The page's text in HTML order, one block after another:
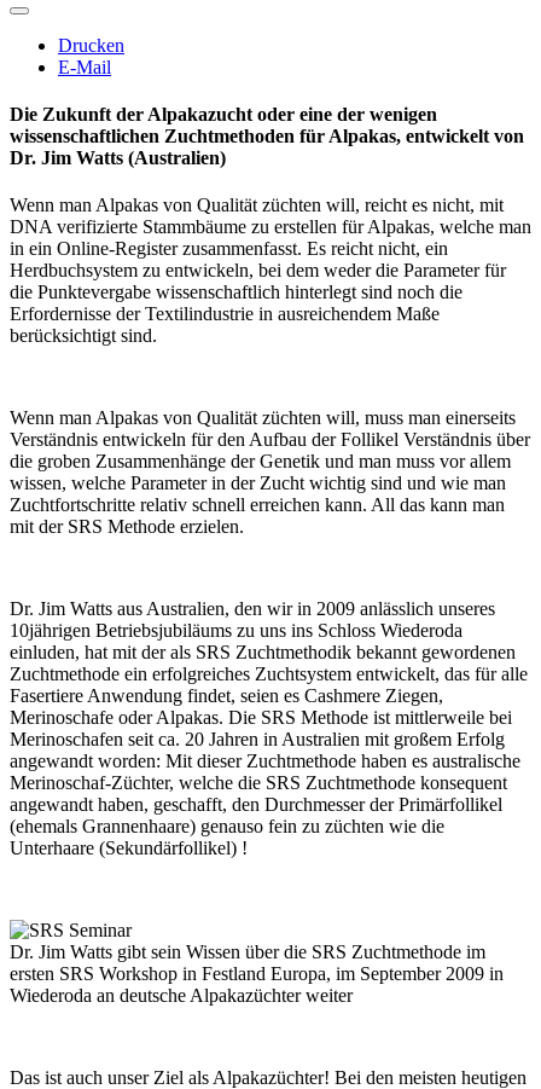
Drucken
E-Mail
Die Zukunft der Alpakazucht oder eine der wenigen
wissenschaftlichen Zuchtmethoden für Alpakas, entwickelt von
Dr. Jim Watts (Australien)
Wenn man Alpakas von Qualität züchten will, reicht es nicht, mit
DNA verifizierte Stammbäume zu erstellen für Alpakas, welche man
in ein Online-Register zusammenfasst. Es reicht nicht, ein
Herdbuchsystem zu entwickeln, bei dem weder die Parameter für
die Punktevergabe wissenschaftlich hinterlegt sind noch die
Erfordernisse der Textilindustrie in ausreichendem Maße
berücksichtigt sind.
Wenn man Alpakas von Qualität züchten will, muss man einerseits
Verständnis entwickeln für den Aufbau der Follikel Verständnis über
die groben Zusammenhänge der Genetik und man muss vor allem
wissen, welche Parameter in der Zucht wichtig sind und wie man
Zuchtfortschritte relativ schnell erreichen kann. All das kann man
mit der SRS Methode erzielen.
Dr. Jim Watts aus Australien, den wir in 2009 anlässlich unseres
10jährigen Betriebsjubiläums zu uns ins Schloss Wiederoda
einluden, hat mit der als SRS Zuchtmethodik bekannt gewordenen
Zuchtmethode ein erfolgreiches Zuchtsystem entwickelt, das für alle
Fasertiere Anwendung findet, seien es Cashmere Ziegen,
Merinoschafe oder Alpakas. Die SRS Methode ist mittlerweile bei
Merinoschafen seit ca. 20 Jahren in Australien mit großem Erfolg
angewandt worden: Mit dieser Zuchtmethode haben es australische
Merinoschaf-Züchter, welche die SRS Zuchtmethode konsequent
angewandt haben, geschafft, den Durchmesser der Primärfollikel
(ehemals Grannenhaare) genauso fein zu züchten wie die
Unterhaare (Sekundärfollikel) !
Dr. Jim Watts gibt sein Wissen über die SRS Zuchtmethode im
ersten SRS Workshop in Festland Europa, im September 2009 in
Wiederoda an deutsche Alpakazüchter weiter
Das ist auch unser Ziel als Alpakazüchter! Bei den meisten heutigen